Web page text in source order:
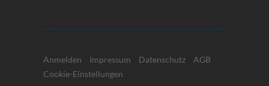
Anmelden Impressum Datenschutz
AGB
Cookie-Einstellungen